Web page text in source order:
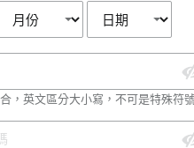
，英文區分大小寫，不可是特殊符